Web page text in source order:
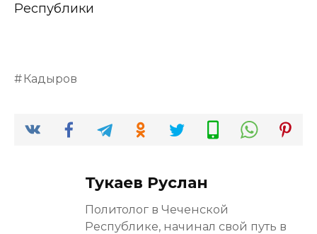
Республики
Кадыров
Тукаев Руслан
Политолог в Чеченской
Республике, начинал свой путь в